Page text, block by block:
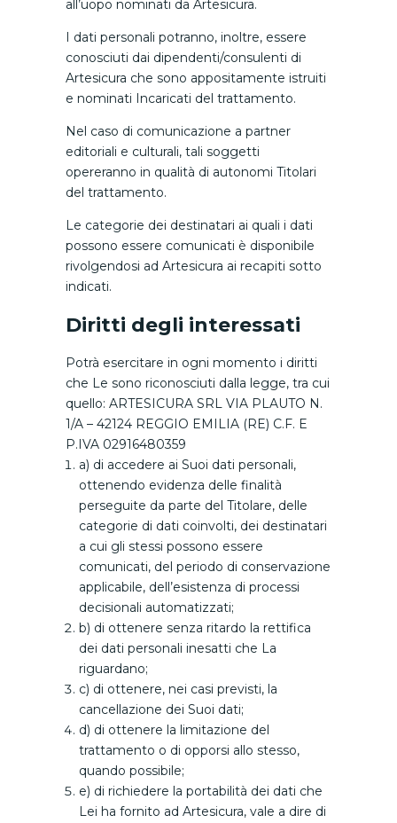
all’uopo nominati da Artesicura.
I dati personali potranno, inoltre, essere
conosciuti dai dipendenti/consulenti di
Artesicura che sono appositamente istruiti
e nominati Incaricati del trattamento.
Nel caso di comunicazione a partner
editoriali e culturali, tali soggetti
opereranno in qualità di autonomi Titolari
del trattamento.
Le categorie dei destinatari ai quali i dati
possono essere comunicati è disponibile
rivolgendosi ad Artesicura ai recapiti sotto
indicati.
Diritti degli interessati
Potrà esercitare in ogni momento i diritti
che Le sono riconosciuti dalla legge, tra cui
quello: ARTESICURA SRL VIA PLAUTO N.
1/A – 42124 REGGIO EMILIA (RE) C.F. E
P.IVA 02916480359
a) di accedere ai Suoi dati personali,
ottenendo evidenza delle finalità
perseguite da parte del Titolare, delle
categorie di dati coinvolti, dei destinatari
a cui gli stessi possono essere
comunicati, del periodo di conservazione
applicabile, dell’esistenza di processi
decisionali automatizzati;
b) di ottenere senza ritardo la rettifica
dei dati personali inesatti che La
riguardano;
c) di ottenere, nei casi previsti, la
cancellazione dei Suoi dati;
d) di ottenere la limitazione del
trattamento o di opporsi allo stesso,
quando possibile;
e) di richiedere la portabilità dei dati che
Lei ha fornito ad Artesicura, vale a dire di